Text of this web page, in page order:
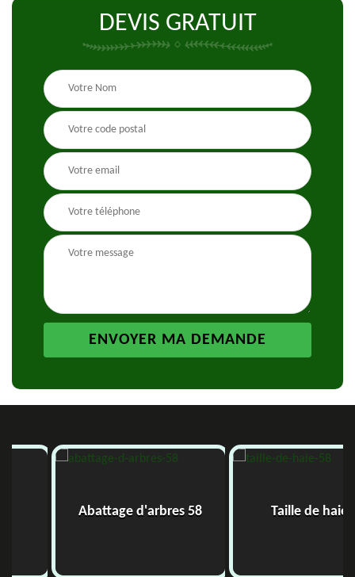
DEVIS GRATUIT
Abattage d'arbres 58 Taille de haie